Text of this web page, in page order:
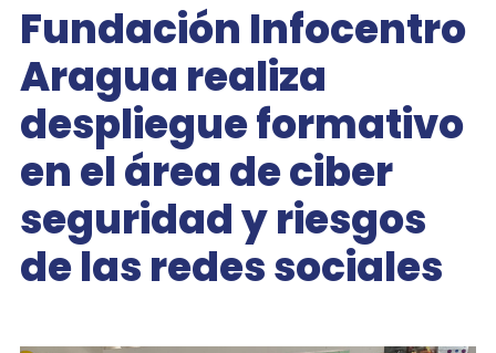
Fundación Infocentro
Aragua realiza
despliegue formativo
en el área de ciber
seguridad y riesgos
de las redes sociales